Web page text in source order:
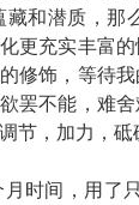
和潜质，那
更充实丰富
修饰，等待
罢不能，难
节，加力，
间，用了只